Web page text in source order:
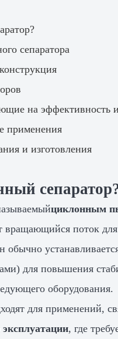
сепаратора
на эффективность
применения
и изготовления
циклонным
вращающийся поток
обычно
для повышения
оборудования.
для применений,
, где